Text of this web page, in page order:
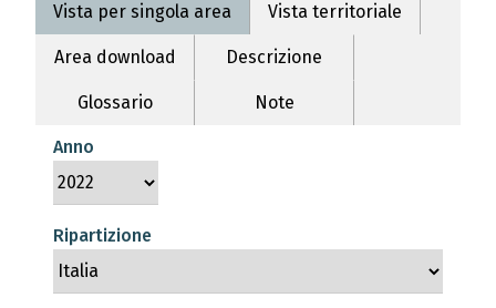
Vista per singola area Vista territoriale
Area download Descrizione
Glossario Note
Anno
Ripartizione